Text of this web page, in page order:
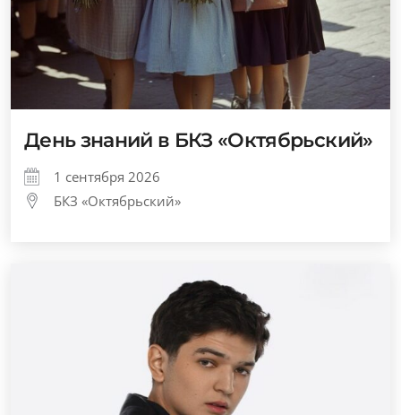
День знаний в БКЗ «Октябрьский»
1 сентября 2026
БКЗ «Октябрьский»